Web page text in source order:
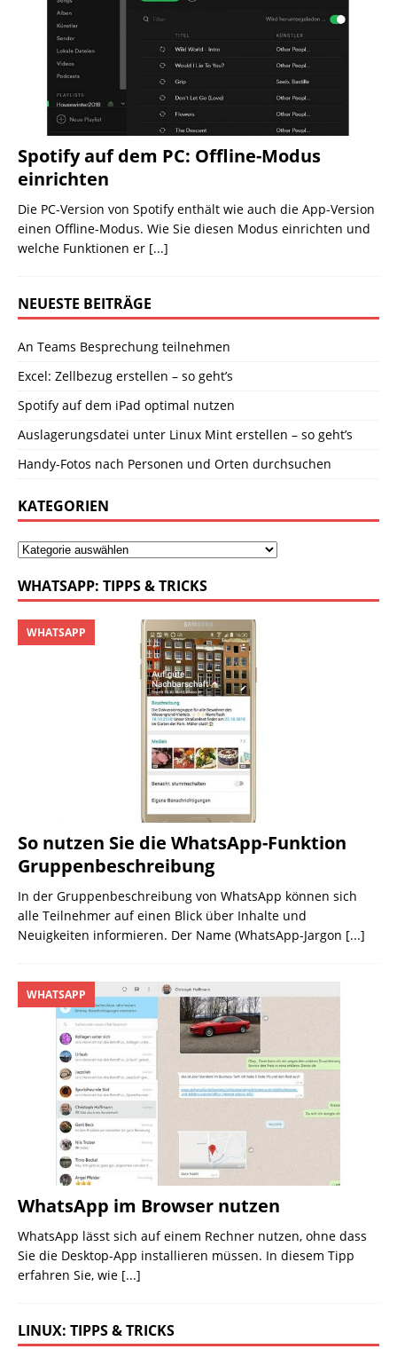
Spotify auf dem PC: Offline-Modus
einrichten
Die PC-Version von Spotify enthält wie auch die App-Version
einen Offline-Modus. Wie Sie diesen Modus einrichten und
welche Funktionen er [...]
NEUESTE BEITRÄGE
An Teams Besprechung teilnehmen
Excel: Zellbezug erstellen – so geht’s
Spotify auf dem iPad optimal nutzen
Auslagerungsdatei unter Linux Mint erstellen – so geht’s
Handy-Fotos nach Personen und Orten durchsuchen
KATEGORIEN
WHATSAPP: TIPPS & TRICKS
So nutzen Sie die WhatsApp-Funktion
Gruppenbeschreibung
WHATSAPP
In der Gruppenbeschreibung von WhatsApp können sich
alle Teilnehmer auf einen Blick über Inhalte und
Neuigkeiten informieren. Der Name (WhatsApp-Jargon [...]
WhatsApp im Browser nutzen
WHATSAPP
WhatsApp lässt sich auf einem Rechner nutzen, ohne dass
Sie die Desktop-App installieren müssen. In diesem Tipp
erfahren Sie, wie [...]
LINUX: TIPPS & TRICKS